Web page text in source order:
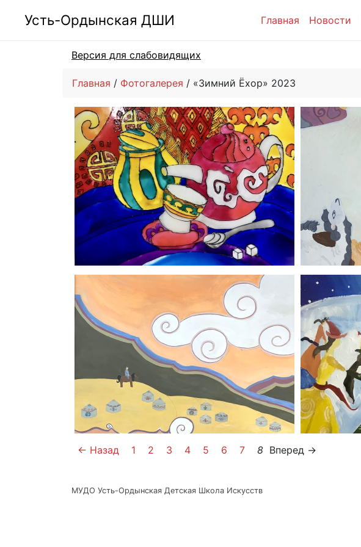
Усть-Ордынская ДШИ Главная Новости
Версия для слабовидящих
Главная Фотогалерея «Зимний Ёхор» 2023
← Назад 1 2 3 4 5 6 7 8 Вперед →
МУДО Усть-Ордынская Детская Школа Искусств